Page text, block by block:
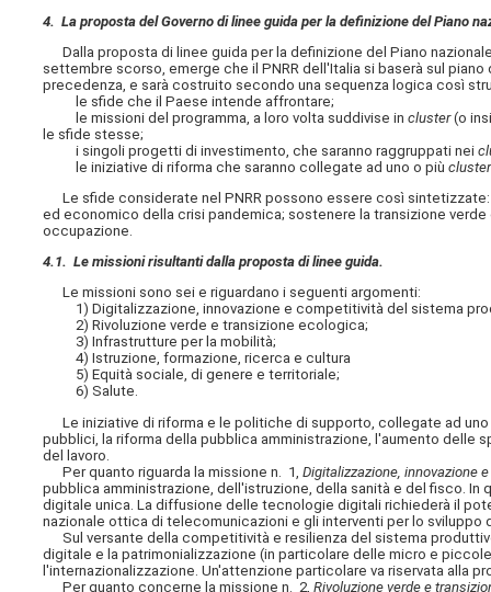
4. La proposta del Governo di linee guida per la definizione del Piano
Dalla proposta di linee guida per la definizione del Piano
settembre scorso, emerge che il PNRR dell'Italia si baserà sul
precedenza, e sarà costruito secondo una sequenza logica così
le sfide che il Paese intende affrontare;
le missioni del programma, a loro volta suddivise incluster(o
le sfide stesse;
i singoli progetti di investimento, che saranno raggruppati nei
le iniziative di riforma che saranno collegate ad uno o piùcluster
Le sfide considerate nel PNRR possono essere così
ed economico della crisi pandemica; sostenere la transizione
occupazione.
4.1. Le missioni risultanti dalla proposta di linee guida.
Le missioni sono sei e riguardano i seguenti argomenti:
1) Digitalizzazione, innovazione e competitività del sistema
2) Rivoluzione verde e transizione ecologica;
3) Infrastrutture per la mobilità;
4) Istruzione, formazione, ricerca e cultura
5) Equità sociale, di genere e territoriale;
6) Salute.
Le iniziative di riforma e le politiche di supporto, collegate ad
pubblici, la riforma della pubblica amministrazione, l'aumento delle
del lavoro.
Per quanto riguarda la missione n. 1,Digitalizzazione, innovazione
pubblica amministrazione, dell'istruzione, della sanità e del fisco.
digitale unica. La diffusione delle tecnologie digitali richiederà il
nazionale ottica di telecomunicazioni e gli interventi per lo sviluppo
Sul versante della competitività e resilienza del sistema
digitale e la patrimonializzazione (in particolare delle micro e
l'internazionalizzazione. Un'attenzione particolare va riservata alla
Per quanto concerne la missione n. 2,Rivoluzione verde e